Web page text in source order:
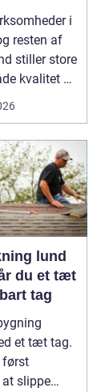
erhverv
i
resten af
stiller store
kvalitet og
lund
du et tæt
tag
et tæt tag.
først
at slippe